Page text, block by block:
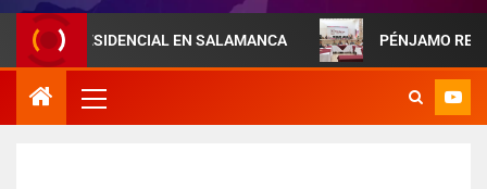
EN SALAMANCA PÉNJAMO REFUERZA LA